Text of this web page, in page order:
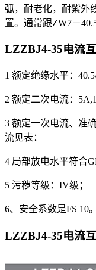
弧，耐老化，耐紫外
置。通常跟ZW7－
LZZBJ4-35电流
1 额定绝缘水平：
2 额定二次电流：
3 额定一次电流、准
流见表：
4 局部放电水平符合
5 污秽等级：IV级；
6、安全系数是FS 10。
LZZBJ4-35电流